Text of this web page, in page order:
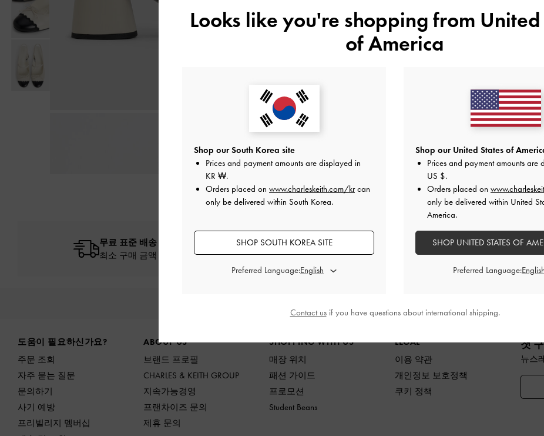
위시리스트에 추가
10% 할인*, 뉴스레터 구독과회원
무료 표준 배송
최소 구매 금액 이상 주문 시*
배송 후 7일 이내
도움이 필요하신가요?
주문 조회
자주 묻는 질문
문의하기
사기 예방
프리빌리지 멤버십
ABOUT US
브랜드 프로필
CHARLES & KEITH GROUP
지속가능경영
프랜차이즈 문의
제휴 문의
SHOPPING WITH US
매장 위치
패션 가이드
프로모션
Student Beans
LEGAL
이용 약관
개인정보 보호정책
쿠키 정책
첫
뉴스
Looks like you're shopping from
of America
Shop our South Korea site
Prices and payment amounts are displayed in
KR ₩.
Orders placed on www.charleskeith.com/krcan
only be delivered within South Korea.
SHOP SOUTH KOREA SITE
Preferred Language:
Shop our United States of
Prices and payment amounts are
US $.
Orders placed on
only be delivered within United
America.
SHOP UNITED STATES OF
Preferred Language:
Contact usif you have questions about international shipping.